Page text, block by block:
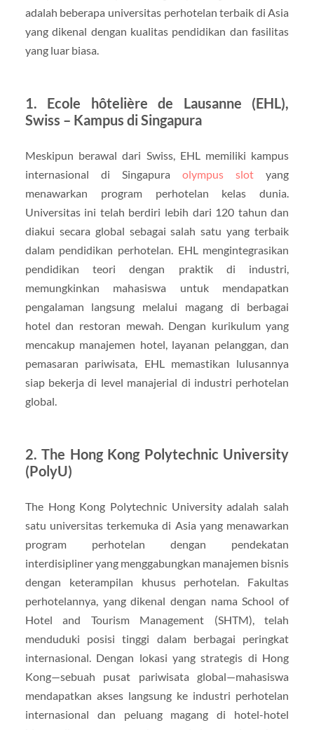
adalah beberapa universitas perhotelan terbaik di Asia
yang dikenal dengan kualitas pendidikan dan fasilitas
yang luar biasa.
1. Ecole hôtelière de Lausanne (EHL),
Swiss – Kampus di Singapura
Meskipun berawal dari Swiss, EHL memiliki kampus
internasional di Singapuraolympus slot yang
menawarkan program perhotelan kelas dunia.
Universitas ini telah berdiri lebih dari 120 tahun dan
diakui secara global sebagai salah satu yang terbaik
dalam pendidikan perhotelan. EHL mengintegrasikan
pendidikan teori dengan praktik di industri,
memungkinkan mahasiswa untuk mendapatkan
pengalaman langsung melalui magang di berbagai
hotel dan restoran mewah. Dengan kurikulum yang
mencakup manajemen hotel, layanan pelanggan, dan
pemasaran pariwisata, EHL memastikan lulusannya
siap bekerja di level manajerial di industri perhotelan
global.
2.The Hong Kong Polytechnic University
(PolyU)
The Hong Kong Polytechnic University adalah salah
satu universitas terkemuka di Asia yang menawarkan
program perhotelan dengan pendekatan
interdisipliner yang menggabungkan manajemen bisnis
dengan keterampilan khusus perhotelan. Fakultas
perhotelannya, yang dikenal dengan nama School of
Hotel and Tourism Management (SHTM), telah
menduduki posisi tinggi dalam berbagai peringkat
internasional. Dengan lokasi yang strategis di Hong
Kong—sebuah pusat pariwisata global—mahasiswa
mendapatkan akses langsung ke industri perhotelan
internasional dan peluang magang di hotel-hotel